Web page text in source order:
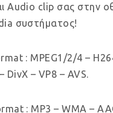
Audio clip σας στην
συστήματος!
: MPEG1/2/4 –
DivX – VP8 – AVS.
: MP3 – WMA –